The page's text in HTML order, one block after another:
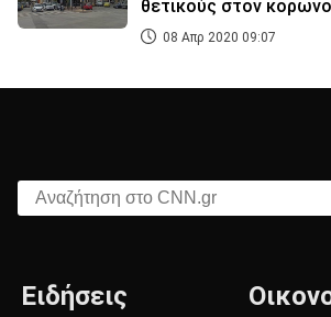
θετικούς στον
08 Απρ 2020 09:07
Αναζήτηση στο CNN.gr
Ειδήσεις